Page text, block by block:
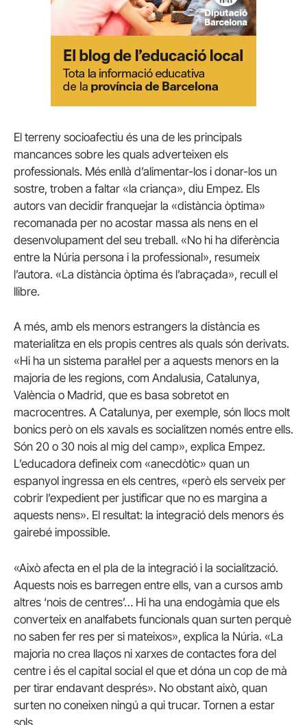
El terreny socioafectiu és una de les principals
mancances sobre les quals adverteixen els
professionals. Més enllà d’alimentar-los i donar-los un
sostre, troben a faltar «la criança», diu Empez. Els
autors van decidir franquejar la «distància òptima»
recomanada per no acostar massa als nens en el
desenvolupament del seu treball. «No hi ha diferència
entre la Núria persona i la professional», resumeix
l’autora. «La distància òptima és l’abraçada», recull el
llibre.
A més, amb els menors estrangers la distància es
materialitza en els propis centres als quals són derivats.
«Hi ha un sistema paral·lel per a aquests menors en la
majoria de les regions, com Andalusia, Catalunya,
València o Madrid, que es basa sobretot en
macrocentres. A Catalunya, per exemple, són llocs molt
bonics però on els xavals es socialitzen només entre ells.
Són 20 o 30 nois al mig del camp», explica Empez.
L’educadora defineix com «anecdòtic» quan un
espanyol ingressa en els centres, «però els serveix per
cobrir l’expedient per justificar que no es margina a
aquests nens». El resultat: la integració dels menors és
gairebé impossible.
«Això afecta en el pla de la integració i la socialització.
Aquests nois es barregen entre ells, van a cursos amb
altres ‘nois de centres’… Hi ha una endogàmia que els
converteix en analfabets funcionals quan surten perquè
no saben fer res per si mateixos», explica la Núria. «La
majoria no crea llaços ni xarxes de contactes fora del
centre i és el capital social el que et dóna un cop de mà
per tirar endavant després». No obstant això, quan
surten no coneixen ningú a qui trucar. Tornen a estar
sols.